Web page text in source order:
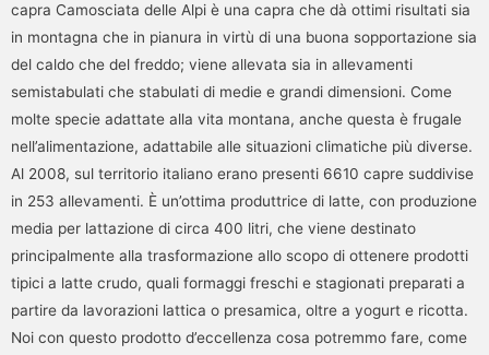
capra Camosciata delle Alpi è una capra che dà ottimi risultati sia
in montagna che in pianura in virtù di una buona sopportazione sia
del caldo che del freddo; viene allevata sia in allevamenti
semistabulati che stabulati di medie e grandi dimensioni. Come
molte specie adattate alla vita montana, anche questa è frugale
nell’alimentazione, adattabile alle situazioni climatiche più diverse.
Al 2008, sul territorio italiano erano presenti 6610 capre suddivise
in 253 allevamenti. È un’ottima produttrice di latte, con produzione
media per lattazione di circa 400 litri, che viene destinato
principalmente alla trasformazione allo scopo di ottenere prodotti
tipici a latte crudo, quali formaggi freschi e stagionati preparati a
partire da lavorazioni lattica o presamica, oltre a yogurt e ricotta.
Noi con questo prodotto d’eccellenza cosa potremmo fare, come